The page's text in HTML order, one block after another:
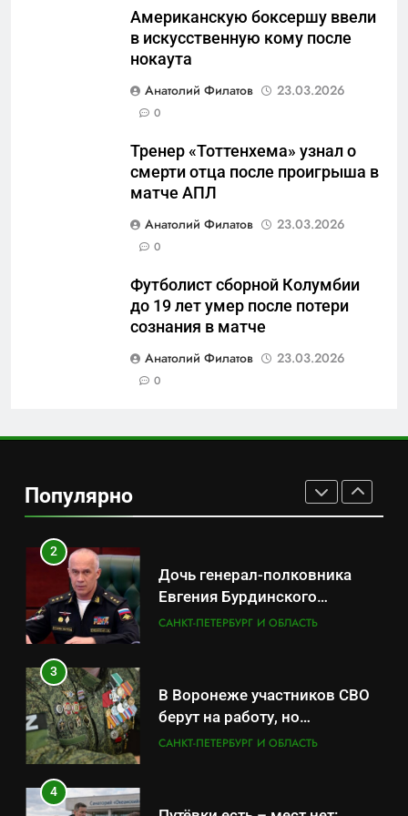
Американскую боксершу ввели
в искусственную кому после
нокаута
Анатолий Филатов
23.03.2026
0
Тренер «Тоттенхема» узнал о
смерти отца после проигрыша в
матче АПЛ
Анатолий Филатов
23.03.2026
0
Футболист сборной Колумбии
до 19 лет умер после потери
сознания в матче
Анатолий Филатов
23.03.2026
0
Популярно
военные изымают спирт «для
защиты Отечества»
САНКТ-ПЕТЕРБУРГ И ОБЛАСТЬ
«500-тонный беспилотник»
или очередная показуха? Что
САНКТ-ПЕТЕРБУРГ И ОБЛАСТЬ
провалов и уязвимости
региона
Зачистка неба: Силовой
передел авиаотрасли
САНКТ-ПЕТЕРБУРГ И ОБЛАСТЬ
данные о складах с военной
продукцией: предприятия
обратились в СК
САНКТ-ПЕТЕРБУРГ И ОБЛАСТЬ
2
Дочь генерал-полковника
Евгения Бурдинского
оказывает платные услуги по
САНКТ-ПЕТЕРБУРГ И ОБЛАСТЬ
3
В Воронеже участников СВО
берут на работу, но
удержаться удаётся не всем
САНКТ-ПЕТЕРБУРГ И ОБЛАСТЬ
4